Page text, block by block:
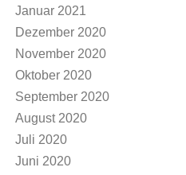
Januar 2021
Dezember 2020
November 2020
Oktober 2020
September 2020
August 2020
Juli 2020
Juni 2020